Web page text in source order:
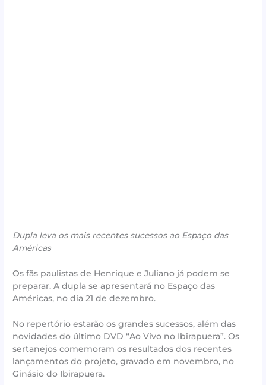
Dupla leva os mais recentes sucessos ao Espaço das
Américas
Os fãs paulistas de Henrique e Juliano já podem se
preparar. A dupla se apresentará no Espaço das
Américas, no dia 21 de dezembro.
No repertório estarão os grandes sucessos, além das
novidades do último DVD “Ao Vivo no Ibirapuera”. Os
sertanejos comemoram os resultados dos recentes
lançamentos do projeto, gravado em novembro, no
Ginásio do Ibirapuera.